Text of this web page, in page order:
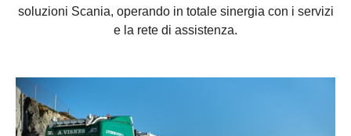
soluzioni Scania, operando in totale sinergia con i servizi
e la rete di assistenza.